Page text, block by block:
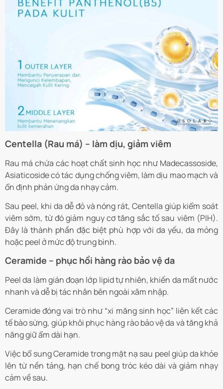
Centella (Rau má) – làm dịu, giảm viêm
Rau má chứa các hoạt chất sinh học như Madecassoside,
Asiaticoside có tác dụng chống viêm, làm dịu mao mạch và
ổn định phản ứng da nhạy cảm.
Sau peel, khi da dễ đỏ và nóng rát, Centella giúp kiểm soát
viêm sớm, từ đó giảm nguy cơ tăng sắc tố sau viêm (PIH).
Đây là thành phần đặc biệt phù hợp với da yếu, da mỏng
hoặc peel ở mức độ trung bình.
Ceramide – phục hồi hàng rào bảo vệ da
Peel da làm gián đoạn lớp lipid tự nhiên, khiến da mất nước
nhanh và dễ bị tác nhân bên ngoài xâm nhập.
Ceramide đóng vai trò như “xi măng sinh học” liên kết các
tế bào sừng, giúp khôi phục hàng rào bảo vệ da và tăng khả
năng giữ ẩm dài hạn.
Việc bổ sung Ceramide trong mặt nạ sau peel giúp da khỏe
lên từ nền tảng, hạn chế bong tróc kéo dài và giảm nhạy
cảm về sau.